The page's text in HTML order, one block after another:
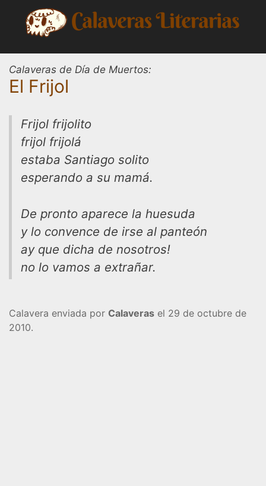
contenido
Calaveras de Día de Muertos:
El Frijol
Frijol frijolito
frijol frijolá
estaba Santiago solito
esperando a su mamá.
De pronto aparece la huesuda
y lo convence de irse al panteón
ay que dicha de nosotros!
no lo vamos a extrañar.
Calavera enviada por Calaveras el 29 de octubre de
2010.